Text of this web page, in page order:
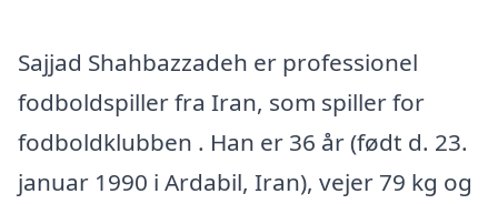
Sajjad Shahbazzadeh er professionel
fodboldspiller fra Iran, som spiller for
fodboldklubben . Han er 36 år (født d. 23.
januar 1990 i Ardabil, Iran), vejer 79 kg og